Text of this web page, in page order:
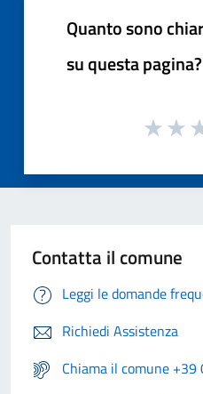
Quanto sono
su questa pagina?
Contatta il comune
Leggi le domande
Richiedi Assistenza
Chiama il comune